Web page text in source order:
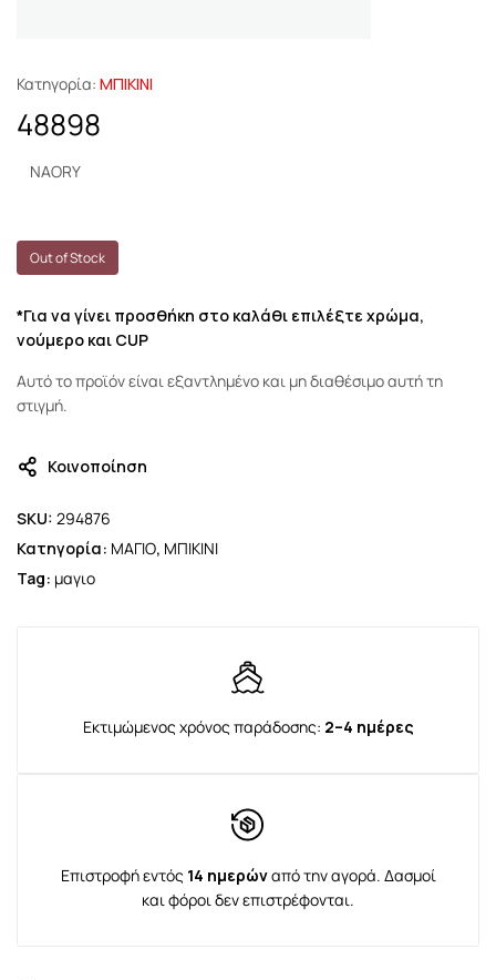
Κατηγορία: ΜΠΙΚΙΝΙ
48898
NAORY
Out of Stock
*Για να γίνει προσθήκη στο καλάθι επιλέξτε χρώμα,
νούμερο και CUP
Αυτό το προϊόν είναι εξαντλημένο και μη διαθέσιμο αυτή τη
στιγμή.
Κοινοποίηση
SKU: 294876
Κατηγορία: ΜΑΓΙΟ, ΜΠΙΚΙΝΙ
Tag: μαγιο
Εκτιμώμενος χρόνος παράδοσης: 2–4 ημέρες
Επιστροφή εντός 14 ημερώναπό την αγορά. Δασμοί
και φόροι δεν επιστρέφονται.